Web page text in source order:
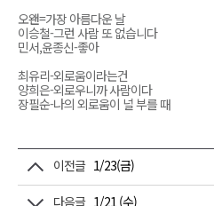
오왠=가장 아름다운 날
이승철-그런 사람 또 없습니다
민서,윤종신-좋아
최유리-외로움이라는건
양희은-외로우니까 사람이다
장필순-나의 외로움이 널 부를 때
이전글 1/23(금)
다음글 1/21 (수)